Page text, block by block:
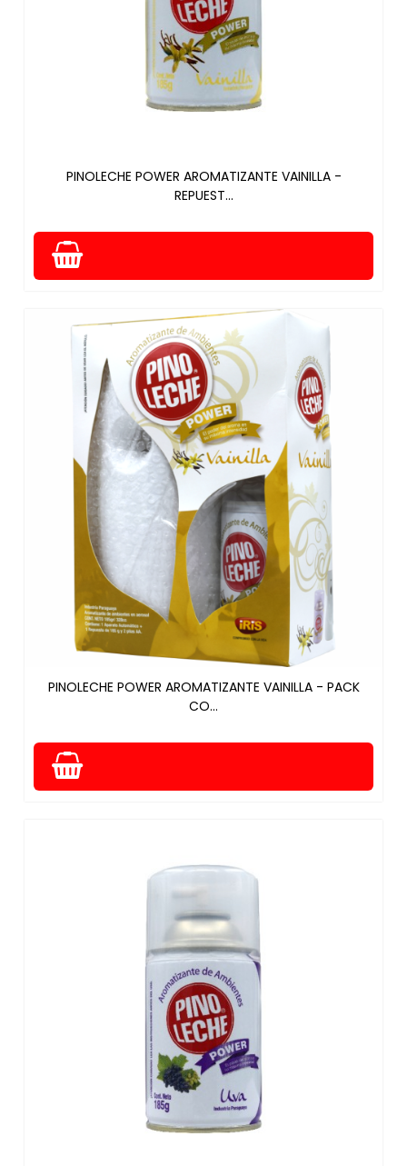
PINOLECHE POWER AROMATIZANTE VAINILLA -
REPUEST...
PINOLECHE POWER AROMATIZANTE VAINILLA - PACK
CO...